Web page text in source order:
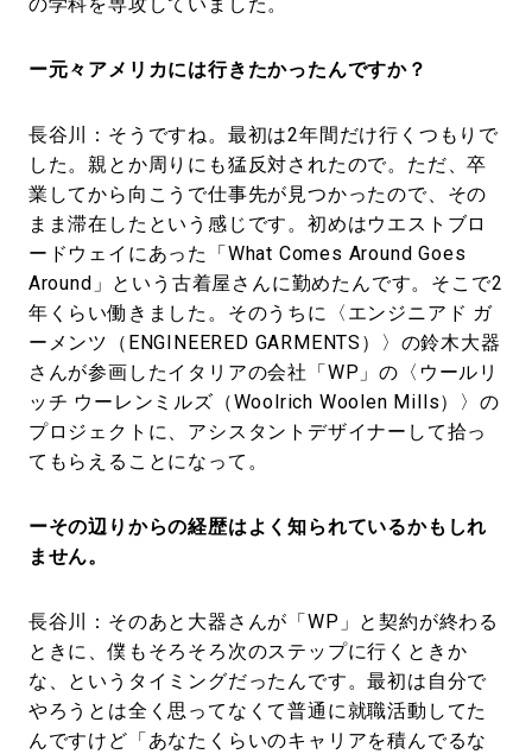
ー元々アメリカには行きたかったんですか？
長谷川：そうですね。最初は2年間だけ行くつもりで
した。親とか周りにも猛反対されたので。ただ、卒
業してから向こうで仕事先が見つかったので、その
まま滞在したという感じです。初めはウエストブロ
ードウェイにあった「What Comes Around Goes
Around」という古着屋さんに勤めたんです。そこで2
年くらい働きました。そのうちに〈エンジニアド ガ
ーメンツ（ENGINEERED GARMENTS）〉の鈴木大器
さんが参画したイタリアの会社「WP」の〈ウールリ
ッチ ウーレンミルズ（Woolrich Woolen Mills）〉の
プロジェクトに、アシスタントデザイナーして拾っ
てもらえることになって。
ーその辺りからの経歴はよく知られているかもしれ
ません。
長谷川：そのあと大器さんが「WP」と契約が終わる
ときに、僕もそろそろ次のステップに行くときか
な、というタイミングだったんです。最初は自分で
やろうとは全く思ってなくて普通に就職活動してた
んですけど「あなたくらいのキャリアを積んでるな